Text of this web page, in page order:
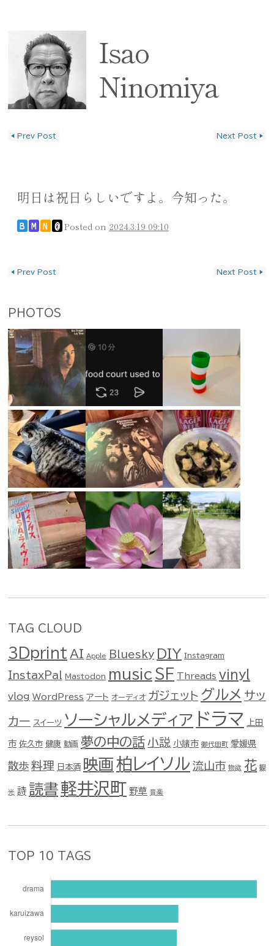
Isao
Ninomiya
◀ Prev Post Next Post ▶
明日は祝日らしいですよ。今知った。
B M N @ Posted on 2024.3.19 09:10
◀ Prev Post Next Post ▶
PHOTOS
TAG CLOUD
3Dprint AI Apple Bluesky DIY Instagram
InstaxPal Mastodon music SF Threads vinyl
vlog WordPress アート オーディオ ガジェット グルメ サッ
カー スイーツ ソーシャルメディア ドラマ 上田
市 佐久市 健康 動画 夢の中の話 小説 小諸市 御代田町 愛媛県
散歩 料理 日本酒 映画 柏レイソル 流山市 物欲 花 観
光 詩 読書軽井沢町 野草 音楽
TOP 10 TAGS